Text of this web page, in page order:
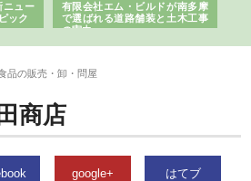
ニュー
ック
有限会社エム・ビルドが南多摩
で選ばれる道路舗装と土木工事
の実力
品の販売・卸・問屋
商店
google+ はてブ